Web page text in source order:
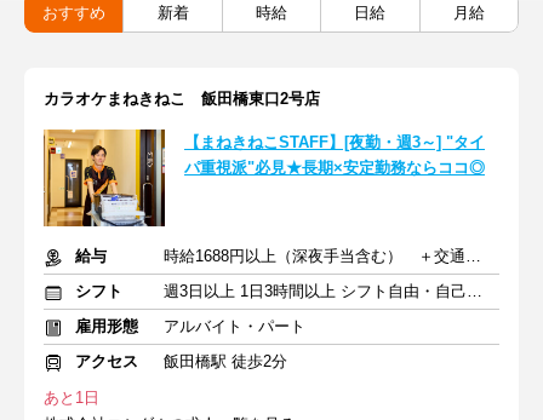
おすすめ 新着 時給 日給 月給
カラオケまねきねこ 飯田橋東口2号店
【まねきねこSTAFF】[夜勤・週3～] "タイ
パ重視派"必見★長期×安定勤務ならココ◎
給与
時給1688円以上（深夜手当含む） ＋交通費支給
シフト
週3日以上 1日3時間以上 シフト自由・自己申告
雇用形態
アルバイト・パート
アクセス
飯田橋駅 徒歩2分
あと1日